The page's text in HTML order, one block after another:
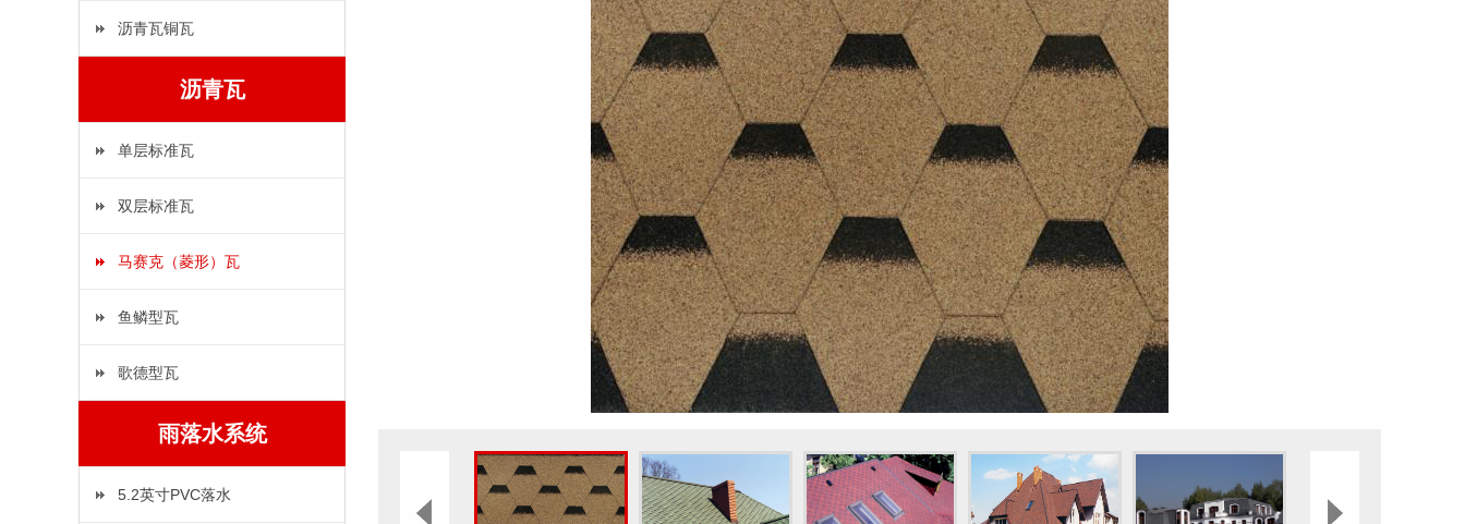
沥青瓦铜瓦
沥青瓦
单层标准瓦
双层标准瓦
马赛克（菱形）瓦
鱼鳞型瓦
歌德型瓦
雨落水系统
5.2英寸PVC落水